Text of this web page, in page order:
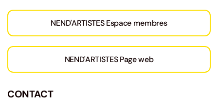
NEND'ARTISTES Espace membres
NEND'ARTISTES Page web
CONTACT